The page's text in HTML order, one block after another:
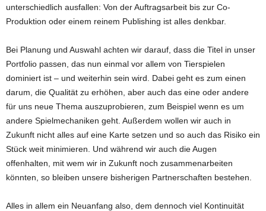
unterschiedlich ausfallen: Von der Auftragsarbeit bis zur Co-
Produktion oder einem reinem Publishing ist alles denkbar.
Bei Planung und Auswahl achten wir darauf, dass die Titel in unser
Portfolio passen, das nun einmal vor allem von Tierspielen
dominiert ist – und weiterhin sein wird. Dabei geht es zum einen
darum, die Qualität zu erhöhen, aber auch das eine oder andere
für uns neue Thema auszuprobieren, zum Beispiel wenn es um
andere Spielmechaniken geht. Außerdem wollen wir auch in
Zukunft nicht alles auf eine Karte setzen und so auch das Risiko ein
Stück weit minimieren. Und während wir auch die Augen
offenhalten, mit wem wir in Zukunft noch zusammenarbeiten
könnten, so bleiben unsere bisherigen Partnerschaften bestehen.
Alles in allem ein Neuanfang also, dem dennoch viel Kontinuität